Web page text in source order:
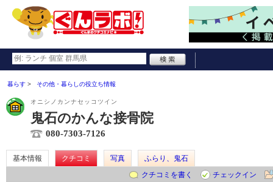
暮らす その他・暮らしの役立ち情報
オニシノカンナセッコツイン
鬼石のかんな接骨院
080-7303-7126
基本情報 クチコミ 写真
ふらり、鬼石
クチコミを書く
チェックイン